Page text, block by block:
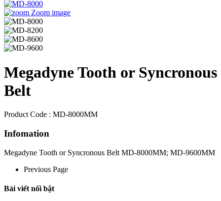
Zoom image
Megadyne Tooth or Syncronous
Belt
Product Code : MD-8000MM
Infomation
Megadyne Tooth or Syncronous Belt MD-8000MM; MD-9600MM
Previous Page
Bài viết nổi bật